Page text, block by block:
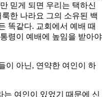
믿게 되면 우리는 택하신
한 나라요 그의 소유된 백
똑같다. 교회에서 예배 때
령이 예배에 높임을 받아야
이 아닌, 연약한 여인이 하
는 여인이 있었기 때문에 신